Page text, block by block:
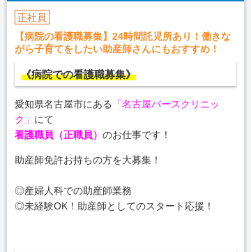
正社員
【病院の看護職募集】24時間託児所あり！働きな
がら子育てをしたい助産師さんにもおすすめ！
《病院での看護職募集》
愛知県名古屋市にある
「名古屋バースクリニッ
ク」 にて
看護職員（正職員）のお仕事です！
助産師免許お持ちの方を大募集！
◎産婦人科での助産師業務
◎未経験OK！助産師としてのスタート応援！